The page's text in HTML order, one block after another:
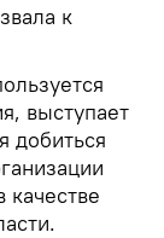
к
выступает
добиться